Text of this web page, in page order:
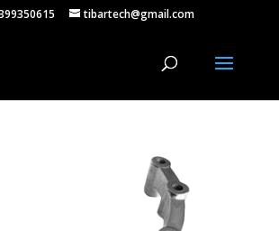
tibartech@gmail.com